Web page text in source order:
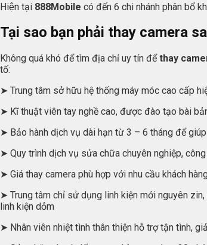
Hiện tại 888Mobile có đến 6 chi nhánh phân bổ
Tại sao bạn phải thay camera
Không quá khó để tìm địa chỉ uy tín đểthay
tố:
➤ Trung tâm sở hữu hệ thống máy móc cao cấp
➤ Kĩ thuật viên tay nghề cao, được đào tạo bài
➤ Bảo hành dịch vụ dài hạn từ 3 – 6 tháng để
➤ Quy trình dịch vụ sửa chữa chuyên nghiệp,
➤ Giá thay camera phù hợp với nhu cầu khách
➤ Trung tâm chỉ sử dụng linh kiện mới nguyên
linh kiện dỏm
➤ Nhân viên nhiệt tình thân thiện hỗ trợ tận tình,